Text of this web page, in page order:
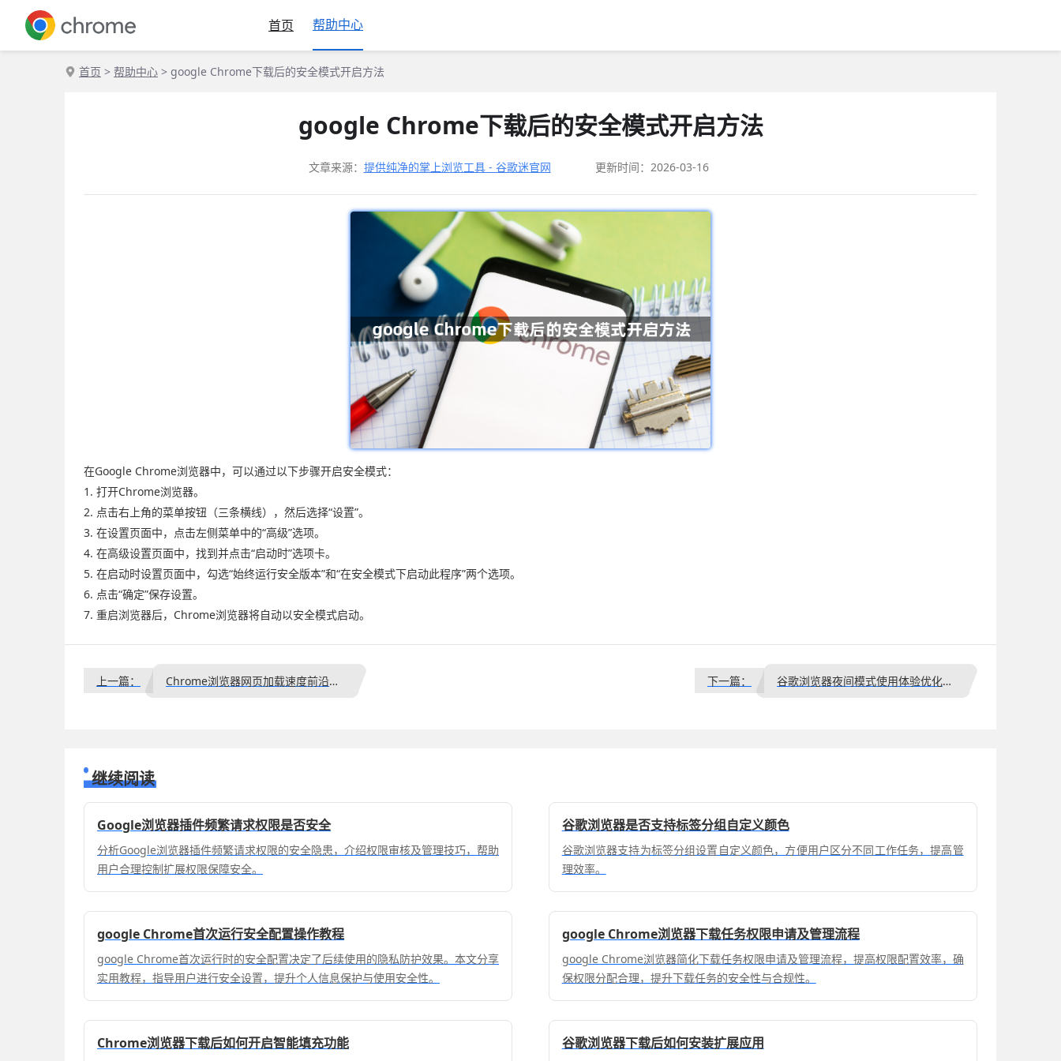
首页 帮助中心
首页 > 帮助中心 > google Chrome下载后的安全模式开启方法
google Chrome下载后的安全模式开启方法
文章来源： 提供纯净的掌上浏览工具 - 谷歌迷官网 更新时间：2026-03-16
在Google Chrome浏览器中，可以通过以下步骤开启安全模式：
1. 打开Chrome浏览器。
2. 点击右上角的菜单按钮（三条横线），然后选择“设置”。
3. 在设置页面中，点击左侧菜单中的“高级”选项。
4. 在高级设置页面中，找到并点击“启动时”选项卡。
5. 在启动时设置页面中，勾选“始终运行安全版本”和“在安全模式下启动此程序”两个选项。
6. 点击“确定”保存设置。
7. 重启浏览器后，Chrome浏览器将自动以安全模式启动。
上一篇： Chrome浏览器网页加载速度前沿分析与改进方法 下一篇： 谷歌浏览器夜间模式使用体验优化实操教程
继续阅读
Google浏览器插件频繁请求权限是否安全
分析Google浏览器插件频繁请求权限的安全隐患，介绍权限审核及管理技巧，帮助
用户合理控制扩展权限保障安全。
谷歌浏览器是否支持标签分组自定义颜色
谷歌浏览器支持为标签分组设置自定义颜色，方便用户区分不同工作任务，提高管
理效率。
google Chrome首次运行安全配置操作教程
google Chrome首次运行时的安全配置决定了后续使用的隐私防护效果。本文分享
实用教程，指导用户进行安全设置，提升个人信息保护与使用安全性。
google Chrome浏览器下载任务权限申请及管理流程
google Chrome浏览器简化下载任务权限申请及管理流程，提高权限配置效率，确
保权限分配合理，提升下载任务的安全性与合规性。
Chrome浏览器下载后如何开启智能填充功能 谷歌浏览器下载后如何安装扩展应用